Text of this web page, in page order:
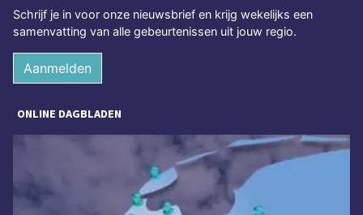
Schrijf je in voor onze nieuwsbrief en krijg wekelijks een
samenvatting van alle gebeurtenissen uit jouw regio.
Aanmelden
ONLINE DAGBLADEN